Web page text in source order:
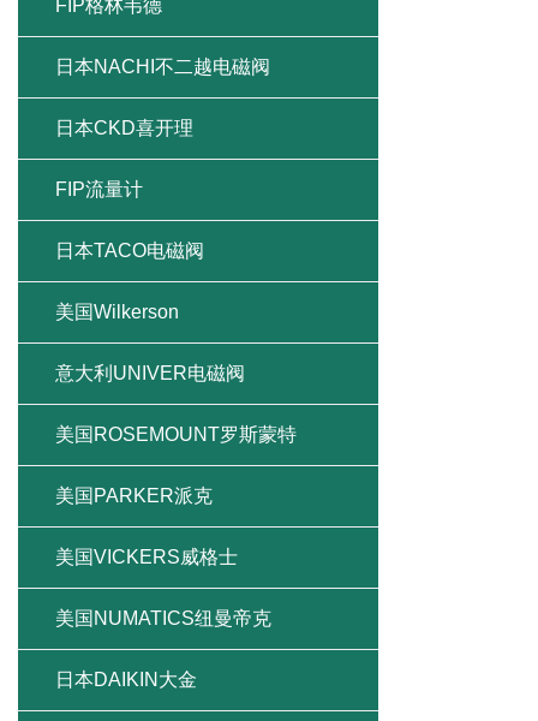
FIP格林韦德
日本NACHI不二越电磁阀
日本CKD喜开理
FIP流量计
日本TACO电磁阀
美国Wilkerson
意大利UNIVER电磁阀
美国ROSEMOUNT罗斯蒙特
美国PARKER派克
美国VICKERS威格士
美国NUMATICS纽曼帝克
日本DAIKIN大金